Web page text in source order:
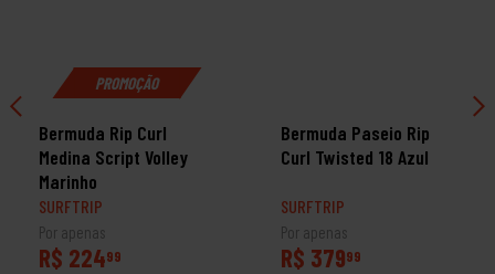
PROMOÇÃO
Bermuda Rip Curl
Medina Script Volley
Marinho
SURFTRIP
Por apenas
R$ 22499
Bermuda Paseio Rip
Curl Twisted 18 Azul
SURFTRIP
Por apenas
R$ 37999